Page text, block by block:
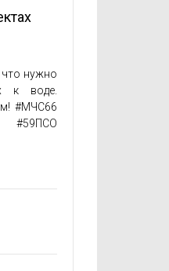
нужно
к воде.
#МЧС66